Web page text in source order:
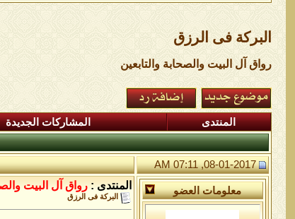
البركة فى الرزق
رواق آل البيت والصحابة والتابعين
المنتدى المشاركات الجديدة
08-01-2017, 07:11 AM
معلومات العضو المنتدى : رواق آل البيت
البركة فى الرزق